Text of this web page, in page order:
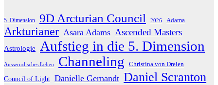
5. Dimension 9D Arcturian Council 2026 Adama
Arkturianer Asara Adams Ascended Masters
Astrologie Aufstieg in die 5. Dimension
Ausserirdisches Leben Channeling Christina von Dreien
Council of Light Danielle Gernandt Daniel Scranton